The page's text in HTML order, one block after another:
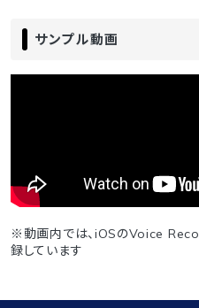
サンプル動画
※動画内では、iOSのVoice
録しています